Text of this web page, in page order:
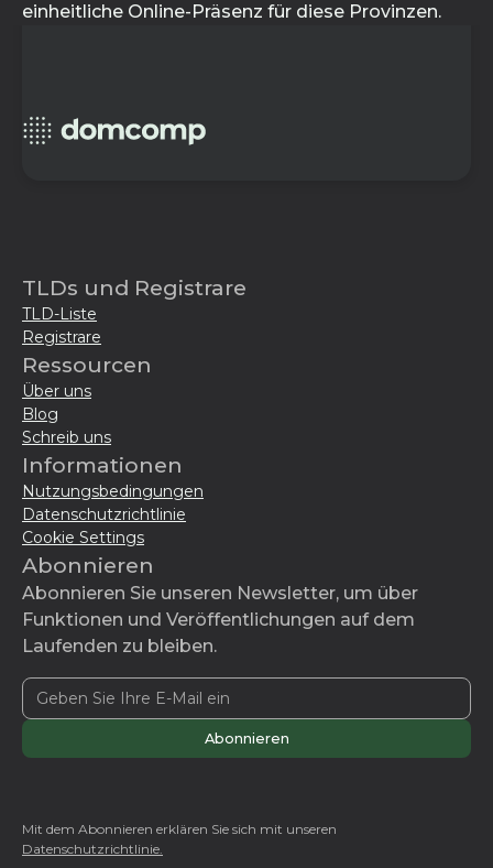
einheitliche Online-Präsenz für diese Provinzen.
TLDs und Registrare
TLD-Liste
Registrare
Ressourcen
Über uns
Blog
Schreib uns
Informationen
Nutzungsbedingungen
Datenschutzrichtlinie
Cookie Settings
Abonnieren
Abonnieren Sie unseren Newsletter, um über
Funktionen und Veröffentlichungen auf dem
Laufenden zu bleiben.
Mit dem Abonnieren erklären Sie sich mit unseren
Datenschutzrichtlinie.